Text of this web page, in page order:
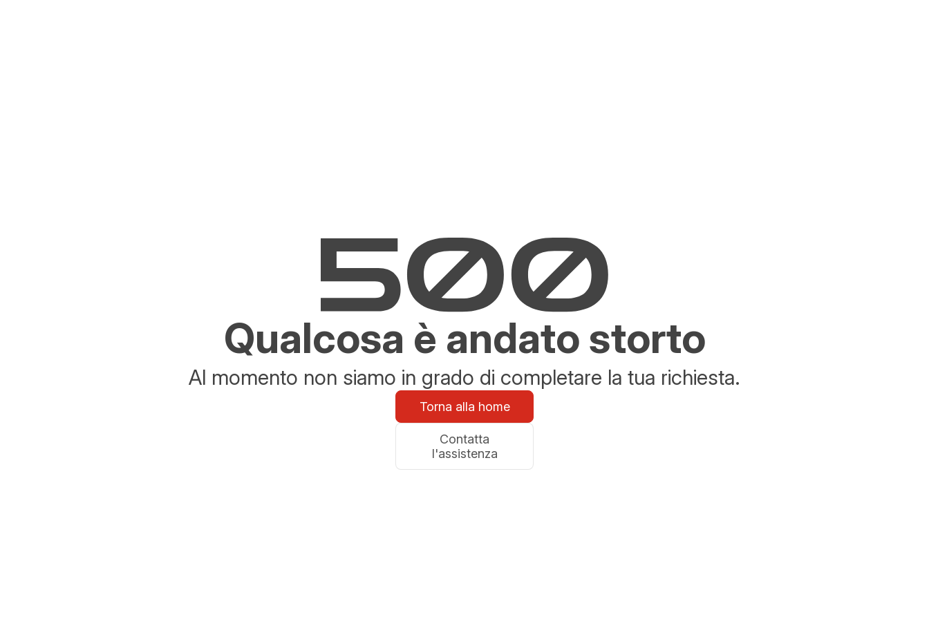
Qualcosa è andato storto
Al momento non siamo in grado di completare la tua richiesta.
Torna alla home
Contatta
l'assistenza